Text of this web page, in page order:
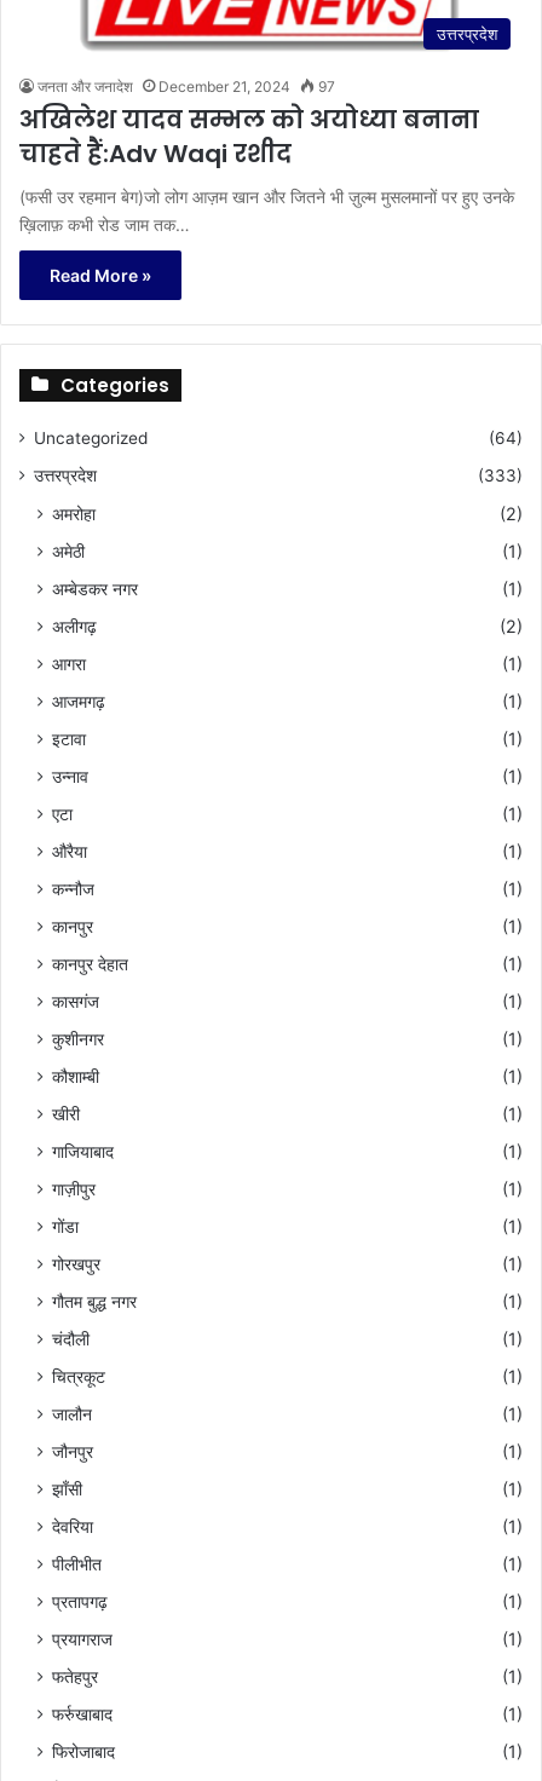
उत्तरप्रदेश
जनता और जनादेश December 21, 2024 97
अखिलेश यादव सम्भल को अयोध्या बनाना
चाहते हैं:Adv Waqi रशीद
(फसी उर रहमान बेग)जो लोग आज़म खान और जितने भी ज़ुल्म मुसलमानों पर हुए उनके
ख़िलाफ़ कभी रोड जाम तक…
Read More »
Categories
Uncategorized
(64)
उत्तरप्रदेश
(333)
अमरोहा
(2)
अमेठी
(1)
अम्बेडकर नगर
(1)
अलीगढ़
(2)
आगरा
(1)
आजमगढ़
(1)
इटावा
(1)
उन्नाव
(1)
एटा
(1)
औरैया
(1)
कन्नौज
(1)
कानपुर
(1)
कानपुर देहात
(1)
कासगंज
(1)
कुशीनगर
(1)
कौशाम्बी
(1)
खीरी
(1)
गाजियाबाद
(1)
गाज़ीपुर
(1)
गोंडा
(1)
गोरखपुर
(1)
गौतम बुद्ध नगर
(1)
चंदौली
(1)
चित्रकूट
(1)
जालौन
(1)
जौनपुर
(1)
झाँसी
(1)
देवरिया
(1)
पीलीभीत
(1)
प्रतापगढ़
(1)
प्रयागराज
(1)
फतेहपुर
(1)
फर्रुखाबाद
(1)
फिरोजाबाद
(1)